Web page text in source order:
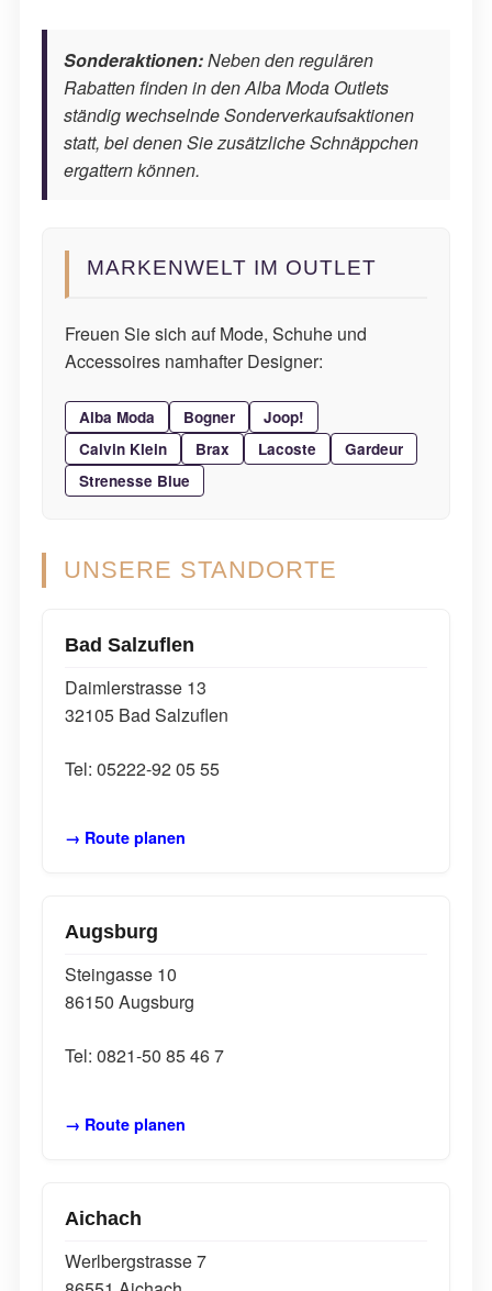
Sonderaktionen:Neben den regulären
Rabatten finden in den Alba Moda Outlets
ständig wechselnde Sonderverkaufsaktionen
statt, bei denen Sie zusätzliche Schnäppchen
ergattern können.
MARKENWELT IM OUTLET
Freuen Sie sich auf Mode, Schuhe und
Accessoires namhafter Designer:
Alba Moda Bogner
Joop!
Calvin Klein
Brax Lacoste
Gardeur
Strenesse Blue
UNSERE STANDORTE
Bad Salzuflen
Daimlerstrasse 13
32105 Bad Salzuflen
Tel: 05222-92 05 55
→ Route planen
Augsburg
Steingasse 10
86150 Augsburg
Tel: 0821-50 85 46 7
→ Route planen
Aichach
Werlbergstrasse 7